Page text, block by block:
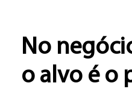
No
o alvo é o